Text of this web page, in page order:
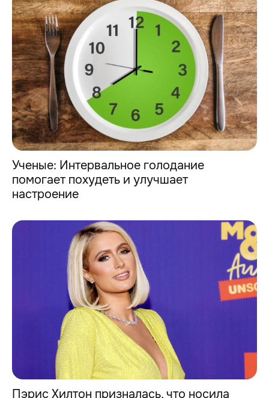
Ученые: Интервальное голодание
помогает похудеть и улучшает
настроение
Пэрис Хилтон призналась, что носила